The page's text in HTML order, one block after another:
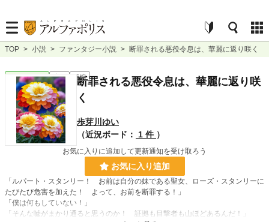
TOP > 小説 > ファンタジー小説 > 断罪される悪役令息は、華麗に返り咲く
ファンタジー 完結 長編
断罪される悪役令息は、華麗に返り咲
く
歩芽川ゆい
（近況ボード：
1 件 ）
お気に入りに追加して更新通知を受け取ろう
お気に入り追加
「ルパート・スタンリー！ お前は自分の妹である聖女、ローズ・スタンリーに
たびたび危害を加えた！ よって、お前を断罪する！」
「僕は何もしていない！」
「そんな嘘がまかり通ると思うのか！ 証拠も目撃者も山ほどあるんだ！」